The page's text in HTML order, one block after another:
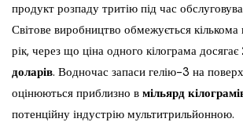
продукт розпаду тритію під час
Світове виробництво обмежується кількома
рік, через що ціна одного кілограма досягає
доларів. Водночас запаси гелію-3 на
оцінюються приблизно в мільярд
потенційну індустрію мультитрильйонною.